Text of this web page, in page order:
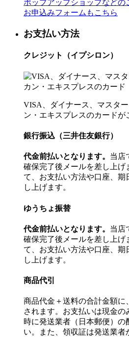
ポップアップショップなどの
お申込みフォームもこちら
お支払い方法
クレジット（イプシロン）
VISA、ダイナース、マスタ
ン・エキスプレスのカードが
銀行振込（三井住友銀行）
代金前払いとなります。 当店
確保完了後メールを差し上げ
て、お支払い方法や口座、期
し上げます。
ゆうちょ振替
代金前払いとなります。 当店
確保完了後メールを差し上げ
て、お支払い方法や口座、期
し上げます。
商品代引
商品代金＋送料の合計金額に
されます。お支払いは現金
時に発送業者（日本郵便）の
い。また、領収証は発送業者